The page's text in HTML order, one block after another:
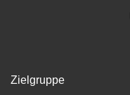
Zielgruppe